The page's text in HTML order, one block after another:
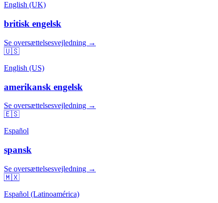
English (UK)
britisk engelsk
Se oversættelsesvejledning →
🇺🇸
English (US)
amerikansk engelsk
Se oversættelsesvejledning →
🇪🇸
Español
spansk
Se oversættelsesvejledning →
🇲🇽
Español (Latinoamérica)